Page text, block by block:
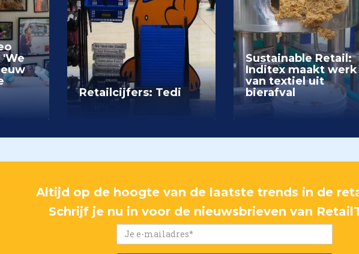
Retailcijfers: Tedi
Sustainable Retail:
Inditex maakt werk
van textiel uit
bierafval
Altijd op de hoogte van de laatste trends in de
Schrijf je nu in voor de nieuwsbrieven van